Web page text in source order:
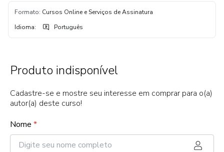
Formato: Cursos Online e Serviços de Assinatura
Idioma: Português
Produto indisponível
Cadastre-se e mostre seu interesse em comprar para o(a)
autor(a) deste curso!
Nome *